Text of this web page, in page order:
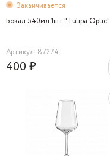
Заканчивается
Бокал 540мл.1шт."Tulipa Optic"
Артикул: 87274
400 ₽